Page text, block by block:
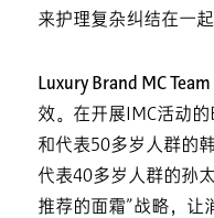
来护理复杂纠结在一
Luxury Brand MC
效。在开展IMC活动
和代表50多岁人群的
代表40多岁人群的孙
推荐的面霜”战略，让